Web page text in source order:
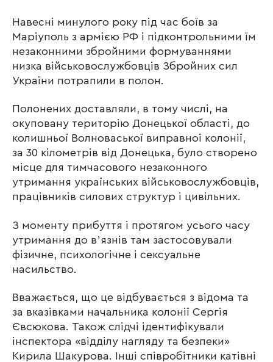
Навесні минулого року під час боїв за
Маріуполь з армією РФ і підконтрольними їм
незаконними збройними формуваннями
низка військовослужбовців Збройних сил
України потрапили в полон.
Полонених доставляли, в тому числі, на
окуповану територію Донецької області, до
колишньої Волноваської виправної колонії,
за 30 кілометрів від Донецька, було створено
місце для тимчасового незаконного
утримання українських військовослужбовців,
працівників силових структур і цивільних.
З моменту прибуття і протягом усього часу
утримання до вʼязнів там застосовували
фізичне, психологічне і сексуальне
насильство.
Вважається, що це відбувається з відома та
за вказівками начальника колонії Сергія
Євсюкова. Також слідчі ідентифікували
інспектора «відділу нагляду та безпеки»
Кирила Шакурова. Інші співробітники катівні